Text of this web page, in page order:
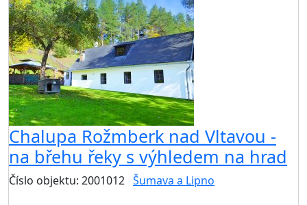
Chalupa Rožmberk nad Vltavou -
na břehu řeky s výhledem na hrad
Číslo objektu: 2001012 Šumava a Lipno